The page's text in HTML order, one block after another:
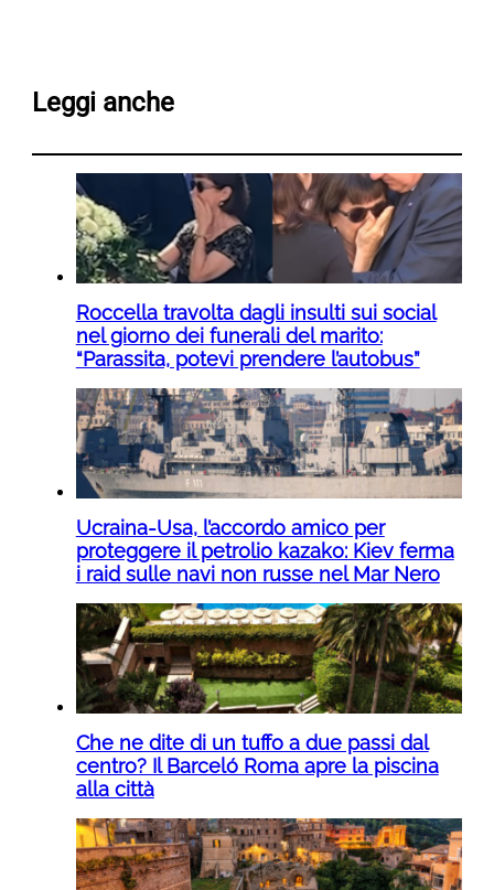
Leggi anche
Roccella travolta dagli insulti sui social
nel giorno dei funerali del marito:
“Parassita, potevi prendere l’autobus”
Ucraina-Usa, l’accordo amico per
proteggere il petrolio kazako: Kiev ferma
i raid sulle navi non russe nel Mar Nero
Che ne dite di un tuffo a due passi dal
centro? Il Barceló Roma apre la piscina
alla città